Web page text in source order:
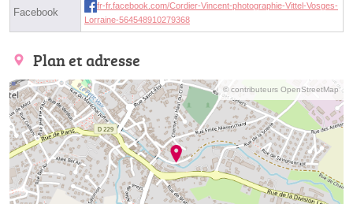
Facebook
fr-fr.facebook.com/Cordier-Vincent-photographie-Vittel-Vosges-
Lorraine-564548910279368
Plan et adresse
© contributeurs OpenStreetMap